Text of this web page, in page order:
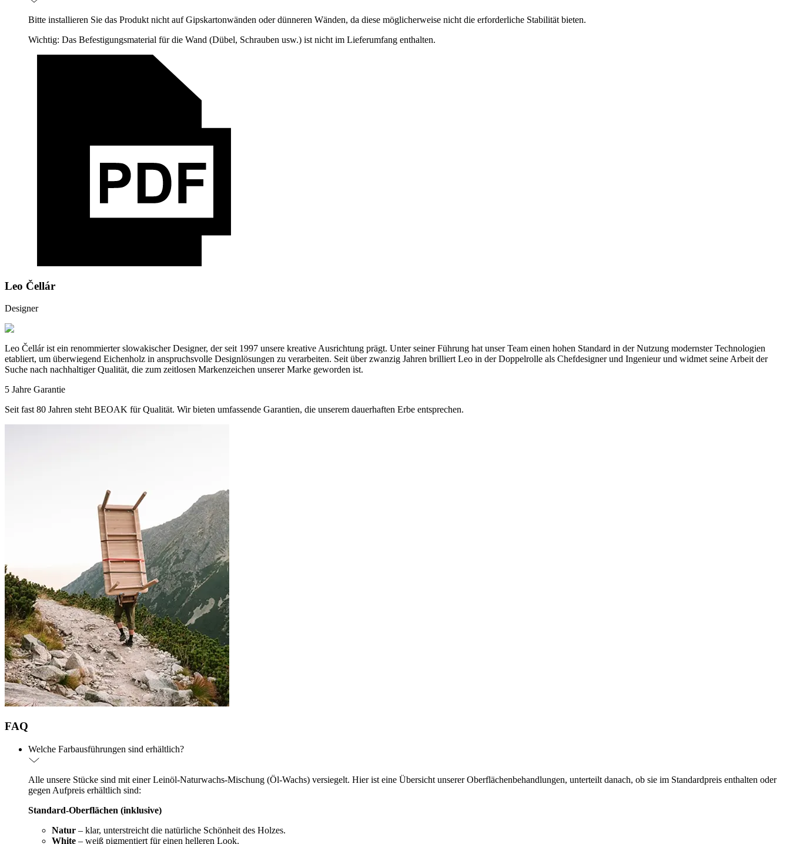
Bitte installieren Sie das Produkt nicht auf Gipskartonwänden oder dünneren Wänden, da diese möglicherweise nicht die erforderliche Stabilität bieten.
Wichtig: Das Befestigungsmaterial für die Wand (Dübel, Schrauben usw.) ist nicht im Lieferumfang enthalten.
Leo Čellár
Designer
Leo Čellár ist ein renommierter slowakischer Designer, der seit 1997 unsere kreative Ausrichtung prägt. Unter seiner Führung hat unser Team einen hohen Standard in der Nutzung modernster Technologien
etabliert, um überwiegend Eichenholz in anspruchsvolle Designlösungen zu verarbeiten. Seit über zwanzig Jahren brilliert Leo in der Doppelrolle als Chefdesigner und Ingenieur und widmet seine Arbeit der
Suche nach nachhaltiger Qualität, die zum zeitlosen Markenzeichen unserer Marke geworden ist.
5 Jahre Garantie
Seit fast 80 Jahren steht BEOAK für Qualität. Wir bieten umfassende Garantien, die unserem dauerhaften Erbe entsprechen.
FAQ
Welche Farbausführungen sind erhältlich?
Alle unsere Stücke sind mit einer Leinöl-Naturwachs-Mischung (Öl-Wachs) versiegelt. Hier ist eine Übersicht unserer Oberflächenbehandlungen, unterteilt danach, ob sie im Standardpreis enthalten oder
gegen Aufpreis erhältlich sind:
Standard-Oberflächen (inklusive)
Natur – klar, unterstreicht die natürliche Schönheit des Holzes.
White – weiß pigmentiert für einen helleren Look.